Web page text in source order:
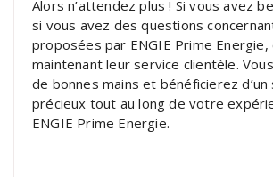
Alors n’attendez plus ! Si vous avez
si vous avez des questions
proposées par ENGIE Prime
maintenant leur service clientèle.
de bonnes mains et bénéficierez d’un
précieux tout au long de votre
ENGIE Prime Energie.